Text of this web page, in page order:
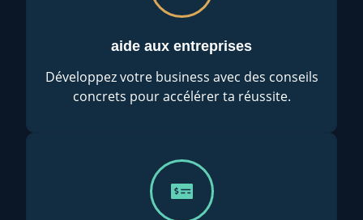
aide aux entreprises
Développez votre business avec des conseils
concrets pour accélérer ta réussite.